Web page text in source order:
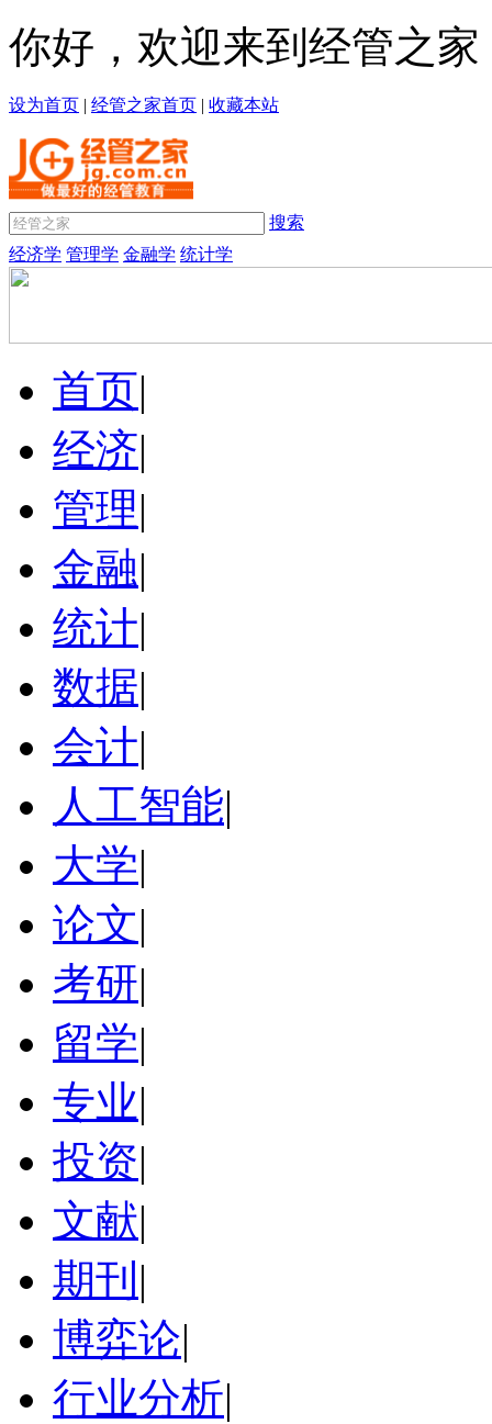
你好，欢迎来到经管之家
设为首页 | 经管之家首页 | 收藏本站
搜索
经济学 管理学 金融学 统计学
首页|
经济|
管理|
金融|
统计|
数据|
会计|
人工智能|
大学|
论文|
考研|
留学|
专业|
投资|
文献|
期刊 |
博弈论|
行业分析|